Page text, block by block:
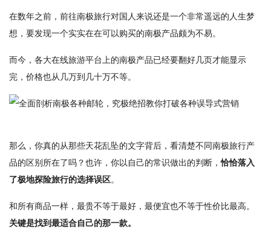
在数年之前，前往南极旅行对国人来说还是一个非常遥远的人生梦
想，要发现一个实实在在可以购买的南极产品颇为不易。
而今，各大在线旅游平台上的南极产品已经要翻好几页才能显示
完，价格也从几万到几十万不等。
那么，你真的从那些天花乱坠的文字背后，看清楚不同南极旅行产
品的区别所在了吗？也许，你以自己的常识做出的判断，恰恰落入
了极地探险旅行的选择误区。
和所有商品一样，最贵不等于最好，最便宜也不等于性价比最高。
关键是找到最适合自己的那一款。